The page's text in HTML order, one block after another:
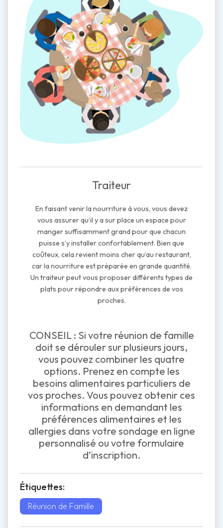
Traiteur
En faisant venir la nourriture à vous, vous devez
vous assurer qu’il y a sur place un espace pour
manger suffisamment grand pour que chacun
puisse s’y installer confortablement. Bien que
coûteux, cela revient moins cher qu’au restaurant,
car la nourriture est préparée en grande quantité.
Un traiteur peut vous proposer différents types de
plats pour répondre aux préférences de vos
proches.
CONSEIL : Si votre réunion de famille
doit se dérouler sur plusieurs jours,
vous pouvez combiner les quatre
options. Prenez en compte les
besoins alimentaires particuliers de
vos proches. Vous pouvez obtenir ces
informations en demandant les
préférences alimentaires et les
allergies dans votre sondage en ligne
personnalisé ou votre formulaire
d’inscription.
Étiquettes:
Réunion de Famille